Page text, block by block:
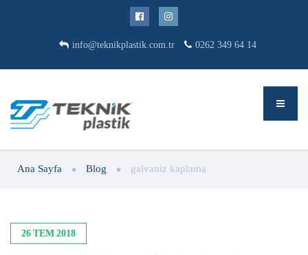
info@teknikplastik.com.tr 0262 349 64 14
Ana Sayfa Blog galvaniz kaplama
26 TEM 2018